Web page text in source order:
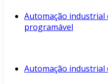
Automação
programável
Automação industrial